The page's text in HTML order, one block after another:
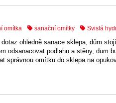
omítka sanační omítky Svislá
ohledně sanace sklepa, dům
odsanacovat podlahu a stěny, dum
správnou omítku do sklepa na